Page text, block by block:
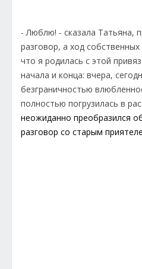
- Люблю! - сказала Татьяна,
разговор, а ход
что я родилась с этой
начала и конца: вчера,
безграничностью
полностью погрузилась в
неожиданно преобразился
разговор со старым